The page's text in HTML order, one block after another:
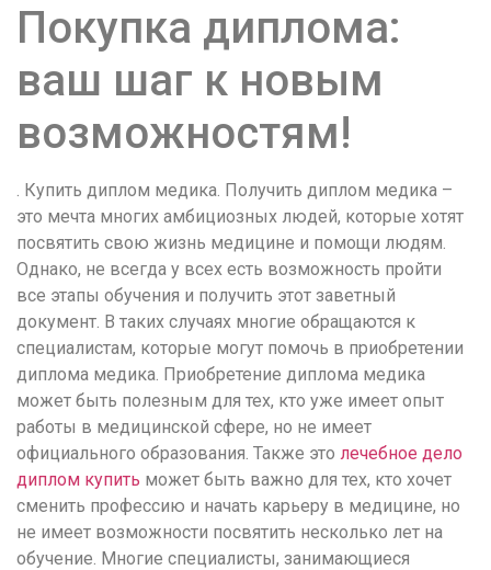
оформление.
таких
игра
-80adioageb0aqloc.xn-
p1ai/
встречается
довольно
часто.
Её
структура
выглядит
понятной.
Это
создаёт
нейтральное,
спокойное
впечатление.
Покупка диплома:
ваш шаг к новым
возможностям!
. Купить диплом медика. Получить диплом медика –
это мечта многих амбициозных людей, которые хотят
посвятить свою жизнь медицине и помощи людям.
Однако, не всегда у всех есть возможность пройти
все этапы обучения и получить этот заветный
документ. В таких случаях многие обращаются к
специалистам, которые могут помочь в приобретении
диплома медика. Приобретение диплома медика
может быть полезным для тех, кто уже имеет опыт
работы в медицинской сфере, но не имеет
официального образования. Также это лечебное дело
диплом купить может быть важно для тех, кто хочет
сменить профессию и начать карьеру в медицине, но
не имеет возможности посвятить несколько лет на
обучение. Многие специалисты, занимающиеся